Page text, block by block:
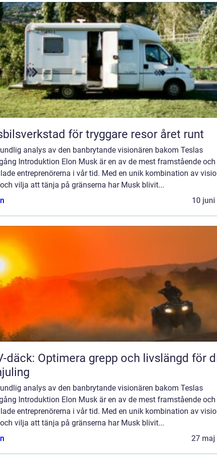
för tryggare resor året runt
analys av den banbrytande visionären bakom Teslas
Introduktion Elon Musk är en av de mest framstående och
entreprenörerna i vår tid. Med en unik kombination av
vilja att tänja på gränserna har Musk blivit...
10 juni
däck: Optimera grepp och livslängd för
analys av den banbrytande visionären bakom Teslas
Introduktion Elon Musk är en av de mest framstående och
entreprenörerna i vår tid. Med en unik kombination av
vilja att tänja på gränserna har Musk blivit...
27 maj